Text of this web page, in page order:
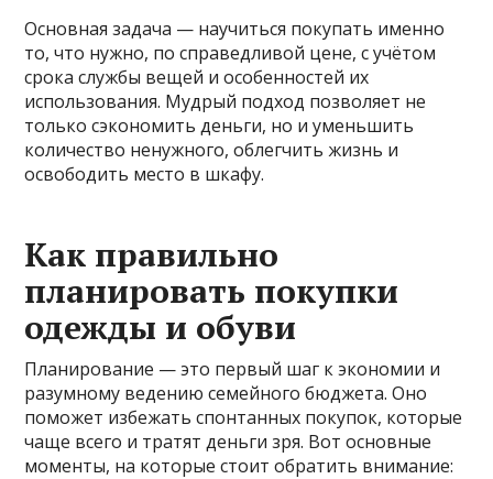
Основная задача — научиться покупать именно
то, что нужно, по справедливой цене, с учётом
срока службы вещей и особенностей их
использования. Мудрый подход позволяет не
только сэкономить деньги, но и уменьшить
количество ненужного, облегчить жизнь и
освободить место в шкафу.
Как правильно
планировать покупки
одежды и обуви
Планирование — это первый шаг к экономии и
разумному ведению семейного бюджета. Оно
поможет избежать спонтанных покупок, которые
чаще всего и тратят деньги зря. Вот основные
моменты, на которые стоит обратить внимание: